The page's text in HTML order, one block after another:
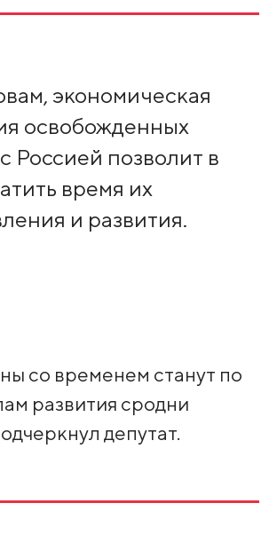
экономическая
освобожденных
Россией позволит в
время их
и развития.
со временем станут по
развития сродни
депутат.